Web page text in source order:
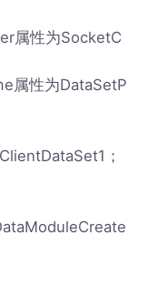
属性为SocketC
属性为DataSetP
；